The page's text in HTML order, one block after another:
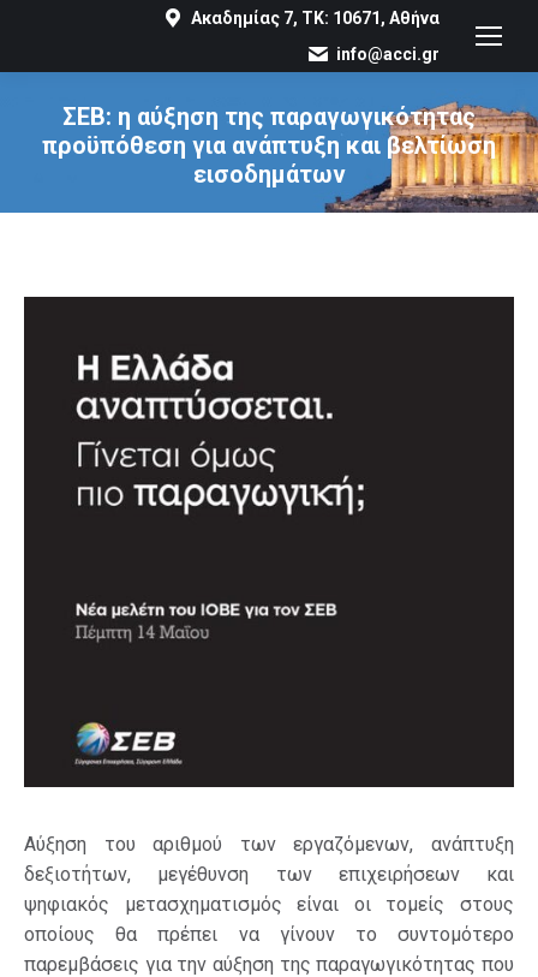
Ακαδημίας 7, ΤΚ: 10671, Αθήνα
info@acci.gr
ΣΕΒ: η αύξηση της παραγωγικότητας
προϋπόθεση για ανάπτυξη και βελτίωση
εισοδημάτων
You are here:
Αύξηση του αριθμού των εργαζόμενων, ανάπτυξη
δεξιοτήτων, μεγέθυνση των επιχειρήσεων και
ψηφιακός μετασχηματισμός είναι οι τομείς στους
οποίους θα πρέπει να γίνουν το συντομότερο
παρεμβάσεις για την αύξηση της παραγωγικότητας που